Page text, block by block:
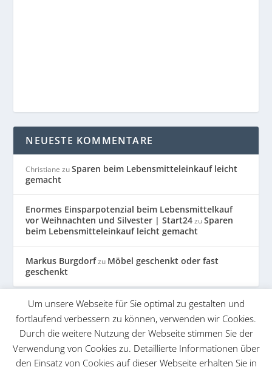
NEUESTE KOMMENTARE
Christiane zuSparen beim Lebensmitteleinkauf leicht
gemacht
Enormes Einsparpotenzial beim Lebensmittelkauf
vor Weihnachten und Silvester | Start24zuSparen
beim Lebensmitteleinkauf leicht gemacht
Markus Burgdorfzu Möbel geschenkt oder fast
geschenkt
KATEGORIEN
Spartipps
Um unsere Webseite für Sie optimal zu gestalten und
fortlaufend verbessern zu können, verwenden wir Cookies.
Durch die weitere Nutzung der Webseite stimmen Sie der
Verwendung von Cookies zu. Detaillierte Informationen über
den Einsatz von Cookies auf dieser Webseite erhalten Sie in